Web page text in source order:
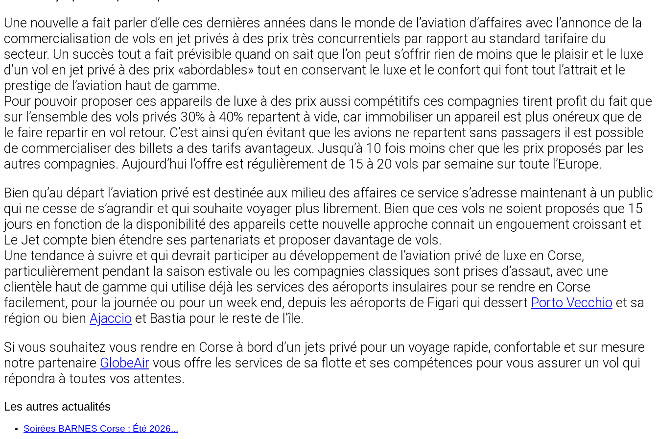
Une nouvelle a fait parler d’elle ces dernières années dans le monde de l’aviation d’affaires avec l’annonce de la
commercialisation de vols en jet privés à des prix très concurrentiels par rapport au standard tarifaire du
secteur. Un succès tout a fait prévisible quand on sait que l’on peut s’offrir rien de moins que le plaisir et le luxe
d’un vol en jet privé à des prix «abordables» tout en conservant le luxe et le confort qui font tout l’attrait et le
prestige de l’aviation haut de gamme.
Pour pouvoir proposer ces appareils de luxe à des prix aussi compétitifs ces compagnies tirent profit du fait que
sur l’ensemble des vols privés 30% à 40% repartent à vide, car immobiliser un appareil est plus onéreux que de
le faire repartir en vol retour. C’est ainsi qu’en évitant que les avions ne repartent sans passagers il est possible
de commercialiser des billets a des tarifs avantageux. Jusqu’à 10 fois moins cher que les prix proposés par les
autres compagnies. Aujourd’hui l’offre est régulièrement de 15 à 20 vols par semaine sur toute l’Europe.
Bien qu’au départ l’aviation privé est destinée aux milieu des affaires ce service s’adresse maintenant à un public
qui ne cesse de s’agrandir et qui souhaite voyager plus librement. Bien que ces vols ne soient proposés que 15
jours en fonction de la disponibilité des appareils cette nouvelle approche connait un engouement croissant et
Le Jet compte bien étendre ses partenariats et proposer davantage de vols.
Une tendance à suivre et qui devrait participer au développement de l’aviation privé de luxe en Corse,
particulièrement pendant la saison estivale ou les compagnies classiques sont prises d’assaut, avec une
clientèle haut de gamme qui utilise déjà les services des aéroports insulaires pour se rendre en Corse
facilement, pour la journée ou pour un week end, depuis les aéroports de Figari qui dessert Porto Vecchio et sa
région ou bien Ajaccio et Bastia pour le reste de l’île.
Si vous souhaitez vous rendre en Corse à bord d’un jets privé pour un voyage rapide, confortable et sur mesure
notre partenaire GlobeAir vous offre les services de sa flotte et ses compétences pour vous assurer un vol qui
répondra à toutes vos attentes.
Les autres actualités
Soirées BARNES Corse : Été 2026...